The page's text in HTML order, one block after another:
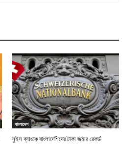
বাংলাদেশ
সুইস ব্যাংকে বাংলাদেশিদের টাকা জমার রেকর্ড